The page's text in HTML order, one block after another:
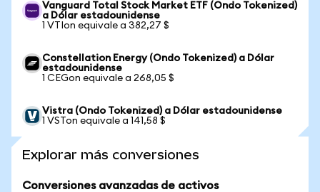
Vanguard Total Stock Market ETF (Ondo Tokenized)
a Dólar estadounidense
1 VTIon equivale a 382,27 $
Constellation Energy (Ondo Tokenized) a Dólar
estadounidense
1 CEGon equivale a 268,05 $
Vistra (Ondo Tokenized) a Dólar estadounidense
1 VSTon equivale a 141,58 $
Explorar más conversiones
Conversiones avanzadas de activos